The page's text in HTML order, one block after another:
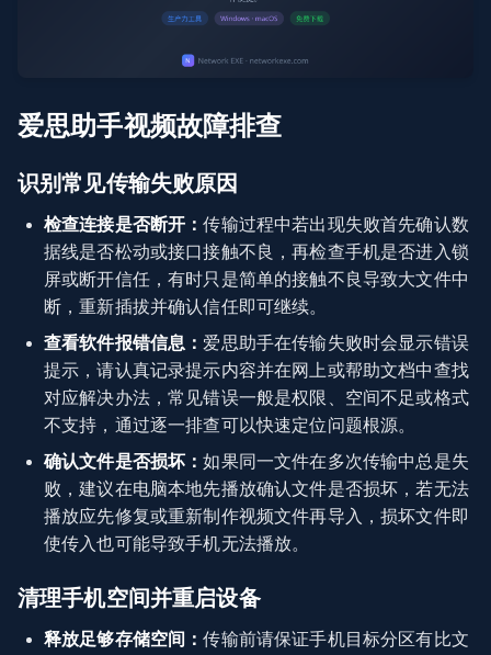
爱思助手视频故障排查
识别常见传输失败原因
检查连接是否断开：传输过程中若出现失败首先确认数
据线是否松动或接口接触不良，再检查手机是否进入锁
屏或断开信任，有时只是简单的接触不良导致大文件中
断，重新插拔并确认信任即可继续。
查看软件报错信息： 爱思助手在传输失败时会显示错误
提示，请认真记录提示内容并在网上或帮助文档中查找
对应解决办法，常见错误一般是权限、空间不足或格式
不支持，通过逐一排查可以快速定位问题根源。
确认文件是否损坏：如果同一文件在多次传输中总是失
败，建议在电脑本地先播放确认文件是否损坏，若无法
播放应先修复或重新制作视频文件再导入，损坏文件即
使传入也可能导致手机无法播放。
清理手机空间并重启设备
释放足够存储空间：传输前请保证手机目标分区有比文